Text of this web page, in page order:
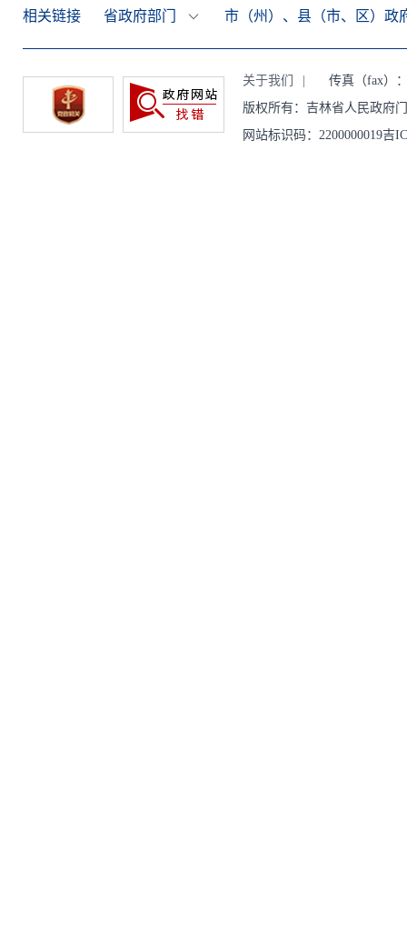
相关链接 省政府部门 市（州）、县（市、区）政
关于我们
传真（fax）：
版权所有：吉林省人民政府
网站标识码：2200000019吉